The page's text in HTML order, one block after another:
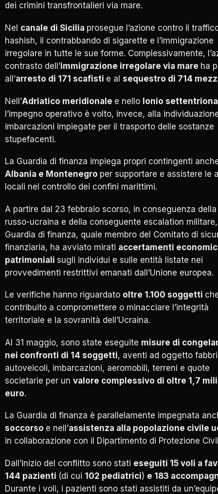
dei crimini transfrontalieri via mare.
Nel canale di Sicilia prosegue l’azione contro il
hashish, il contrabbando di sigarette e l’immigrazione
irregolare in tutte le sue forme. Complessivamente,
contrasto dell’immigrazione irregolare via mare ha
all’arresto di 171 scafisti e al sequestro di 714
Nell’Adriatico meridionale e nello Ionio
l’impegno operativo è volto, invece, alla
imbarcazioni impiegate per il trasporto delle sostanze
stupefacenti.
La Guardia di finanza impiega propri contingenti
Albania e Montenegro per supportare e assistere le
locali nel controllo dei confini marittimi.
A partire dal 23 febbraio scorso, in conseguenza
russo-ucraina e della conseguente escalation
Guardia di finanza, quale membro del Comitato di
finanziaria, ha avviato mirati accertamenti
patrimoniali sugli individui e sulle entità listate nei
provvedimenti restrittivi emanati dall’Unione europea.
Le verifiche hanno riguardato oltre 1.100 soggetti
contribuito a compromettere o minacciare l’integrità
territoriale e la sovranità dell’Ucraina.
Al 31 maggio, sono state eseguite misure di
nei confronti di 14 soggetti, aventi ad oggetto
autoveicoli, imbarcazioni, aeromobili, terreni e quote
societarie per un valore complessivo di oltre 1,7
euro.
La Guardia di finanza è parallelamente impegnata
soccorso e nell’assistenza alla popolazione civile
in collaborazione con il Dipartimento di Protezione
Dall’inizio del conflitto sono stati eseguiti 15 voli a
144 pazienti (di cui 102 pediatrici) e 183
Durante i voli, i pazienti sono stati assistiti da